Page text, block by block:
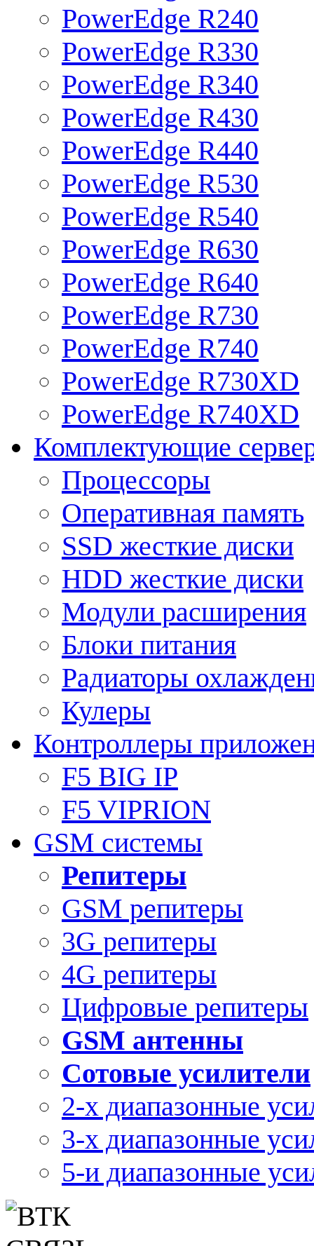
PowerEdge R240
PowerEdge R330
PowerEdge R340
PowerEdge R430
PowerEdge R440
PowerEdge R530
PowerEdge R540
PowerEdge R630
PowerEdge R640
PowerEdge R730
PowerEdge R740
PowerEdge R730XD
PowerEdge R740XD
Комплектующие
Процессоры
Оперативная память
SSD жесткие диски
HDD жесткие диски
Модули расширения
Блоки питания
Радиаторы
Кулеры
Контроллеры
F5 BIG IP
F5 VIPRION
GSM системы
Репитеры
GSM репитеры
3G репитеры
4G репитеры
Цифровые репитеры
GSM антенны
Сотовые усилители
2-х диапазонные
3-х диапазонные
5-и диапазонные